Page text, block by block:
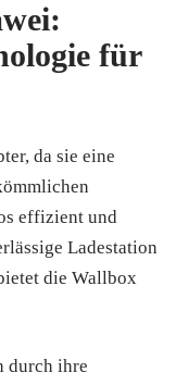
für
da sie eine
effizient und
Ladestation
die Wallbox
durch ihre